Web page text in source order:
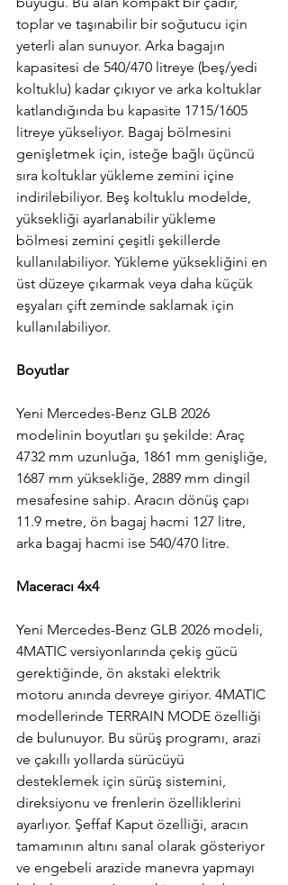
toplar ve taşınabilir bir soğutucu için
yeterli alan sunuyor. Arka bagajın
kapasitesi de 540/470 litreye (beş/yedi
koltuklu) kadar çıkıyor ve arka koltuklar
katlandığında bu kapasite 1715/1605
litreye yükseliyor. Bagaj bölmesini
genişletmek için, isteğe bağlı üçüncü
sıra koltuklar yükleme zemini içine
indirilebiliyor. Beş koltuklu modelde,
yüksekliği ayarlanabilir yükleme
bölmesi zemini çeşitli şekillerde
kullanılabiliyor. Yükleme yüksekliğini en
üst düzeye çıkarmak veya daha küçük
eşyaları çift zeminde saklamak için
kullanılabiliyor.
Boyutlar
Yeni Mercedes-Benz GLB 2026
modelinin boyutları şu şekilde: Araç
4732 mm uzunluğa, 1861 mm genişliğe,
1687 mm yüksekliğe, 2889 mm dingil
mesafesine sahip. Aracın dönüş çapı
11.9 metre, ön bagaj hacmi 127 litre,
arka bagaj hacmi ise 540/470 litre.
Maceracı 4x4
Yeni Mercedes-Benz GLB 2026 modeli,
4MATIC versiyonlarında çekiş gücü
gerektiğinde, ön akstaki elektrik
motoru anında devreye giriyor. 4MATIC
modellerinde TERRAIN MODE özelliği
de bulunuyor. Bu sürüş programı, arazi
ve çakıllı yollarda sürücüyü
desteklemek için sürüş sistemini,
direksiyonu ve frenlerin özelliklerini
ayarlıyor. Şeffaf Kaput özelliği, aracın
tamamının altını sanal olarak gösteriyor
ve engebeli arazide manevra yapmayı